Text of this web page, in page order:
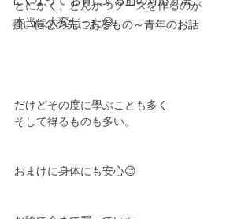
強い信念の先にあるもの～青年のお話
とにかく、とんかつソースを作るのが
本当に大変だった😅
だけどその度に學ぶことも多く
そして得るものも多い。
おまけに身体にも安心😊